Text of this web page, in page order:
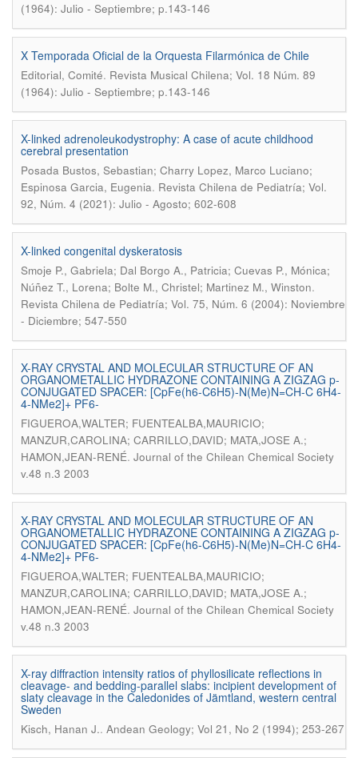
(1964): Julio - Septiembre; p.143-146
X Temporada Oficial de la Orquesta Filarmónica de Chile
Editorial, Comité. Revista Musical Chilena; Vol. 18 Núm. 89
(1964): Julio - Septiembre; p.143-146
X-linked adrenoleukodystrophy: A case of acute childhood
cerebral presentation
Posada Bustos, Sebastian; Charry Lopez, Marco Luciano;
Espinosa Garcia, Eugenia. Revista Chilena de Pediatría; Vol.
92, Núm. 4 (2021): Julio - Agosto; 602-608
X-linked congenital dyskeratosis
Smoje P., Gabriela; Dal Borgo A., Patricia; Cuevas P., Mónica;
Núñez T., Lorena; Bolte M., Christel; Martinez M., Winston.
Revista Chilena de Pediatría; Vol. 75, Núm. 6 (2004): Noviembre
- Diciembre; 547-550
X-RAY CRYSTAL AND MOLECULAR STRUCTURE OF AN
ORGANOMETALLIC HYDRAZONE CONTAINING A ZIGZAG p-
CONJUGATED SPACER: [CpFe(h6-C6H5)-N(Me)N=CH-C 6H4-
4-NMe2]+ PF6-
FIGUEROA,WALTER; FUENTEALBA,MAURICIO;
MANZUR,CAROLINA; CARRILLO,DAVID; MATA,JOSE A.;
HAMON,JEAN-RENÉ. Journal of the Chilean Chemical Society
v.48 n.3 2003
X-RAY CRYSTAL AND MOLECULAR STRUCTURE OF AN
ORGANOMETALLIC HYDRAZONE CONTAINING A ZIGZAG p-
CONJUGATED SPACER: [CpFe(h6-C6H5)-N(Me)N=CH-C 6H4-
4-NMe2]+ PF6-
FIGUEROA,WALTER; FUENTEALBA,MAURICIO;
MANZUR,CAROLINA; CARRILLO,DAVID; MATA,JOSE A.;
HAMON,JEAN-RENÉ. Journal of the Chilean Chemical Society
v.48 n.3 2003
X-ray diffraction intensity ratios of phyllosilicate reflections in
cleavage- and bedding-parallel slabs: incipient development of
slaty cleavage in the Caledonides of Jämtland, western central
Sweden
Kisch, Hanan J.. Andean Geology; Vol 21, No 2 (1994); 253-267